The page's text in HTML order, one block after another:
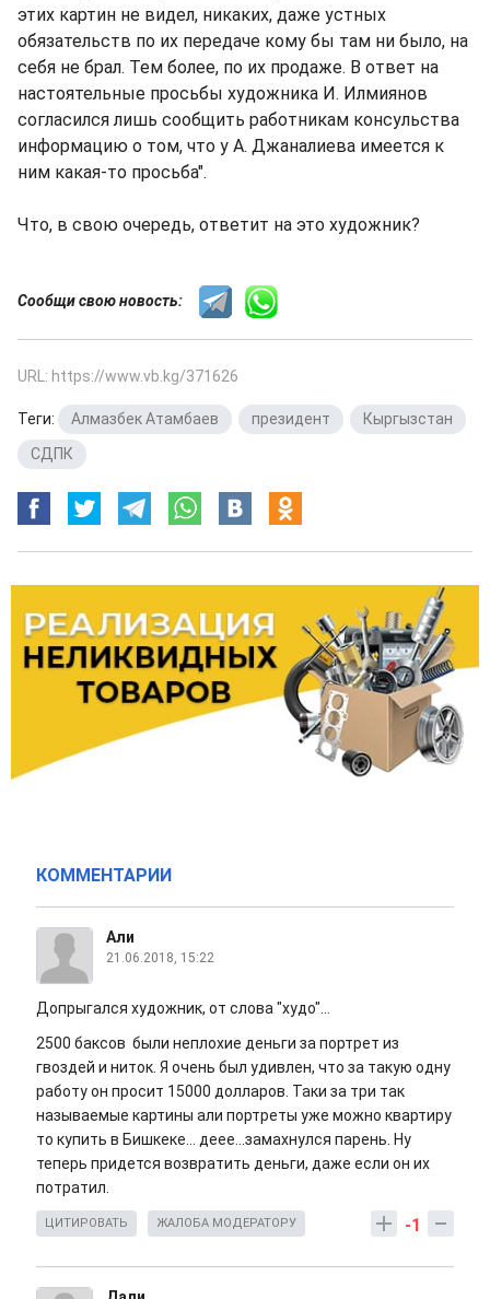
этих картин не видел, никаких, даже устных
обязательств по их передаче кому бы там ни было, на
себя не брал. Тем более, по их продаже. В ответ на
настоятельные просьбы художника И. Илмиянов
согласился лишь сообщить работникам консульства
информацию о том, что у А. Джаналиева имеется к
ним какая-то просьба".
Что, в свою очередь, ответит на это художник?
Сообщи свою новость:
URL: https://www.vb.kg/371626
Теги: Алмазбек Атамбаев президент Кыргызстан
СДПК
КОММЕНТАРИИ
Али
21.06.2018, 15:22
Допрыгался художник, от слова "худо"...
2500 баксов были неплохие деньги за портрет из
гвоздей и ниток. Я очень был удивлен, что за такую одну
работу он просит 15000 долларов. Таки за три так
называемые картины али портреты уже можно квартиру
то купить в Бишкеке... деее...замахнулся парень. Ну
теперь придется возвратить деньги, даже если он их
потратил.
-1
ЦИТИРОВАТЬ ЖАЛОБА МОДЕРАТОРУ